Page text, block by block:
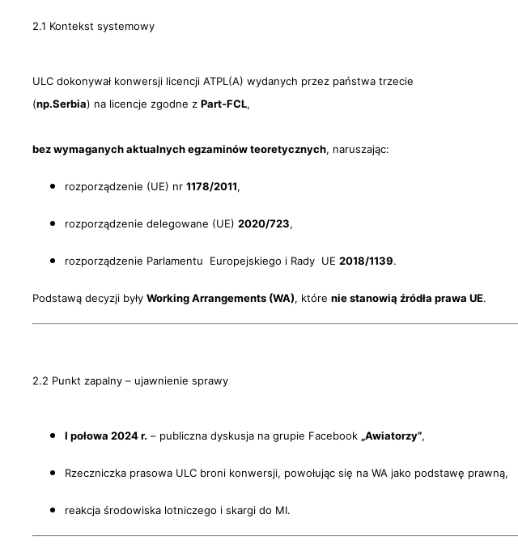
2.1 Kontekst systemowy
ULC dokonywał konwersji licencji ATPL(A) wydanych przez państwa trzecie
(np.Serbia) na licencje zgodne z Part-FCL,
bez wymaganych aktualnych egzaminów teoretycznych, naruszając:
rozporządzenie (UE) nr 1178/2011,
rozporządzenie delegowane (UE) 2020/723,
rozporządzenie Parlamentu Europejskiego i Rady UE 2018/1139.
Podstawą decyzji były Working Arrangements (WA), które nie stanowią źródła prawa UE.
2.2 Punkt zapalny – ujawnienie sprawy
I połowa 2024 r. – publiczna dyskusja na grupie Facebook „Awiatorzy”,
Rzeczniczka prasowa ULC broni konwersji, powołując się na WA jako podstawę prawną,
reakcja środowiska lotniczego i skargi do MI.